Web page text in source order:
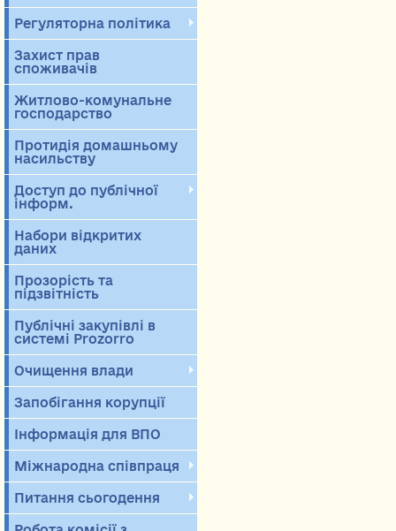
Регуляторна політика
Захист прав
споживачів
Житлово-комунальне
господарство
Протидія домашньому
насильству
Доступ до публічної
інформ.
Набори відкритих
даних
Прозорість та
підзвітність
Публічні закупівлі в
системі Prozorro
Очищення влади
Запобігання корупції
Інформація для ВПО
Міжнародна співпраця
Питання сьогодення